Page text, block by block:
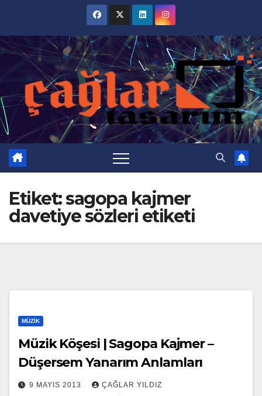
content
Etiket:sagopa kajmer
davetiye sözleri etiketi
MÜZIK
Müzik Köşesi | Sagopa Kajmer –
Düşersem Yanarım Anlamları
9 MAYIS 2013 ÇAĞLAR YILDIZ